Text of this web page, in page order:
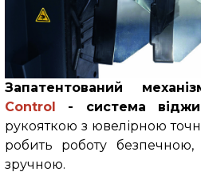
Запатентований
Control
- система
рукояткою з ювелірною
робить роботу
зручною.